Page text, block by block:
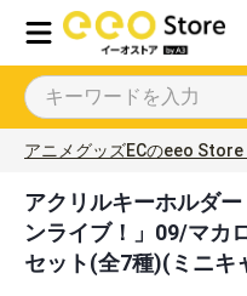
アニメグッズECのeeo Store
アクリルキーホルダ
ンライブ！」09/マカ
セット(全7種)(ミニキ